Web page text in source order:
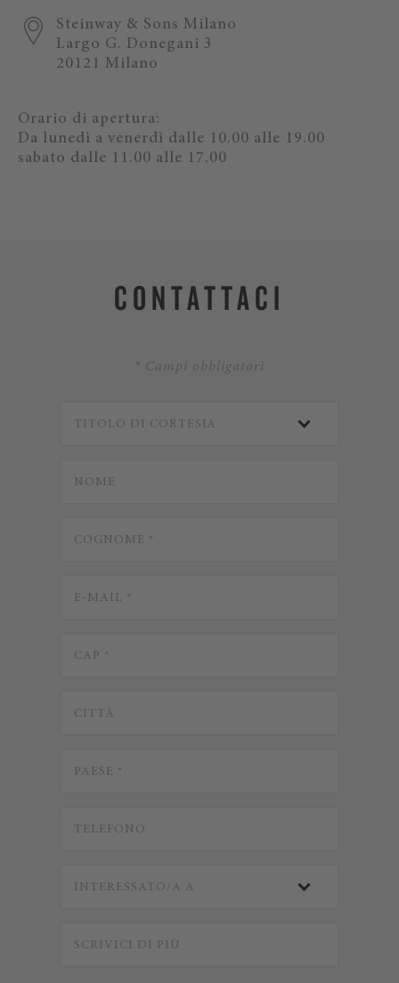
Steinway & Sons Milano
Largo G. Donegani 3
20121 Milano
Orario di apertura:
Da lunedì a venerdì dalle 10.00 alle 19.00
sabato dalle 11.00 alle 17.00
CONTATTACI
* Campi obbligatori